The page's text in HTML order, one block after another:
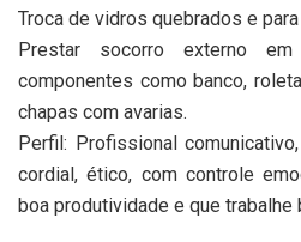
Troca de vidros quebrados e
Prestar socorro externo
componentes como banco,
chapas com avarias.
Perfil: Profissional
cordial, ético, com controle
boa produtividade e que trabalhe